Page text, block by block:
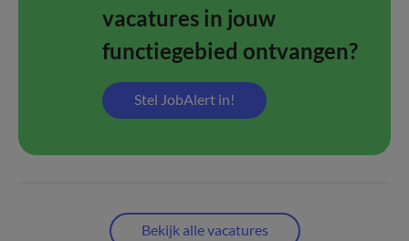
vacatures in jouw
functiegebied ontvangen?
Stel JobAlert in!
Bekijk alle vacatures